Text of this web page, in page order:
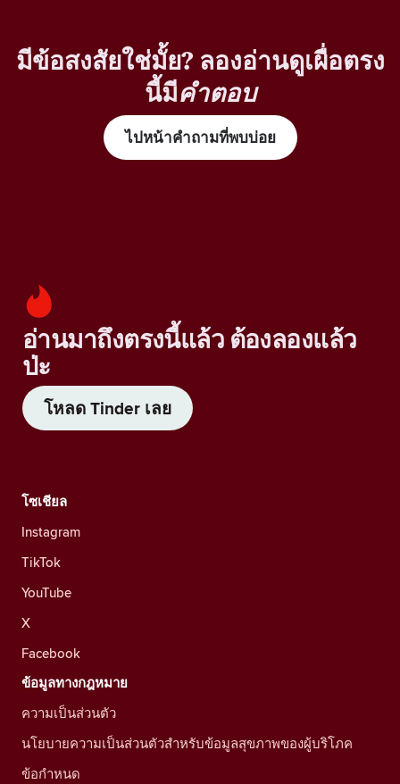
มีข้อสงสัยใช่มั้ย? ลองอ่านดูเผื่อตรง
นี้มีคำตอบ
ไปหน้าคำถามที่พบบ่อย
อ่านมาถึงตรงนี้แล้ว ต้องลองแล้ว
ป่ะ
โหลด Tinder เลย
โซเชียล
Instagram
TikTok
YouTube
X
Facebook
ข้อมูลทางกฎหมาย
ความเป็นส่วนตัว
นโยบายความเป็นส่วนตัวสำหรับข้อมูลสุขภาพของผู้บริโภค
ข้อกำหนด